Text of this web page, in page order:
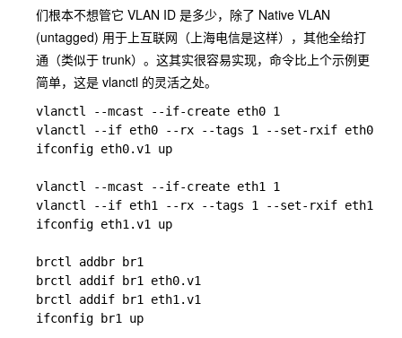
们根本不想管它 VLAN ID 是多少，除了 Native VLAN
(untagged) 用于上互联网（上海电信是这样），其他全给打
通（类似于 trunk）。这其实很容易实现，命令比上个示例更
简单，这是 vlanctl 的灵活之处。
vlanctl --mcast --if-create eth0 1
vlanctl --if eth0 --rx --tags 1 --set-rxif eth0.v1
ifconfig eth0.v1 up
vlanctl --mcast --if-create eth1 1
vlanctl --if eth1 --rx --tags 1 --set-rxif eth1.v1
ifconfig eth1.v1 up
brctl addbr br1
brctl addif br1 eth0.v1
brctl addif br1 eth1.v1